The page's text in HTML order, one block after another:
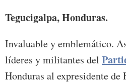
Tegucigalpa, Honduras.
Invaluable y emblemático.
líderes y militantes del
Honduras al expresidente de